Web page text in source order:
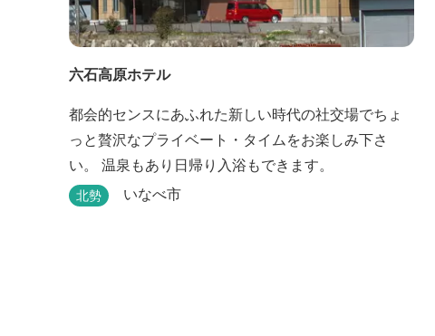
六石高原ホテル
都会的センスにあふれた新しい時代の社交場でちょ
っと贅沢なプライベート・タイムをお楽しみ下さ
い。 温泉もあり日帰り入浴もできます。
北勢 いなべ市